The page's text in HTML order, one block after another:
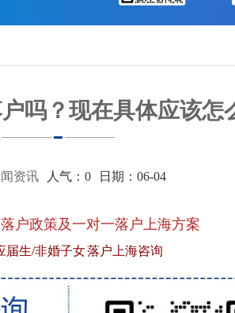
吗？现在具体应该怎
资讯人气： 0日期：06-04
户政策及一对一落户上海方案
届生/非婚子女 落户上海咨询